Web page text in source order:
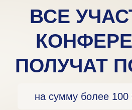
до –30%на подготовку по
поиском жилья, визами и ВНЖ для
поступающих с JetMinds